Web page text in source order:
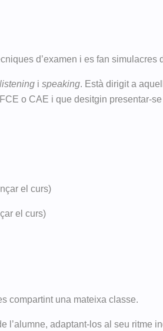
d’examen i es fan simulacres
listening i speaking. Està dirigit a
o CAE i que desitgin presentar-
el curs)
el curs)
compartint una mateixa classe.
l’alumne, adaptant-los al seu ritme